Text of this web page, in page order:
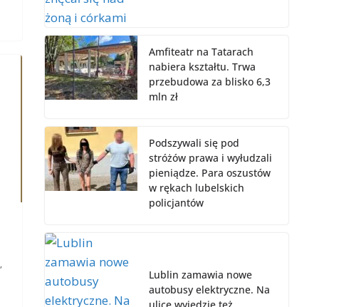
,
Amfiteatr na Tatarach
nabiera kształtu. Trwa
przebudowa za blisko 6,3
mln zł
Podszywali się pod
stróżów prawa i wyłudzali
pieniądze. Para oszustów
w rękach lubelskich
policjantów
Lublin zamawia nowe
autobusy elektryczne. Na